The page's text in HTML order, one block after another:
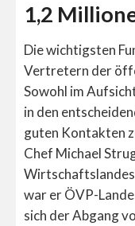
1,2
Die wichtigsten
Vertretern der
Sowohl im
in den
guten Kontakten
Chef Michael
war er ÖVP-
sich der Abgang